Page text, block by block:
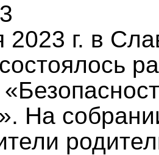
2023 г. в
На